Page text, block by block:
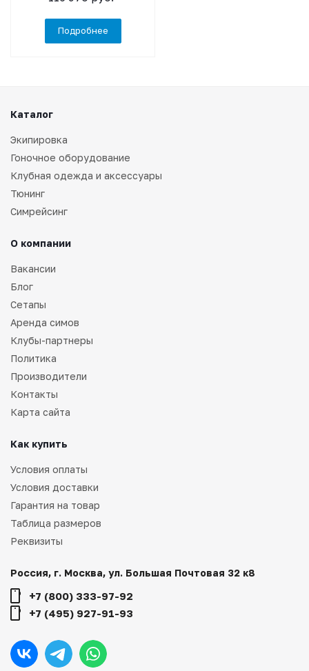
Подробнее
Каталог
Экипировка
Гоночное оборудование
Клубная одежда и аксессуары
Тюнинг
Симрейсинг
О компании
Вакансии
Блог
Сетапы
Аренда симов
Клубы-партнеры
Политика
Производители
Контакты
Карта сайта
Как купить
Условия оплаты
Условия доставки
Гарантия на товар
Таблица размеров
Реквизиты
Россия, г. Москва, ул. Большая Почтовая 32 к8
+7 (800) 333-97-92
+7 (495) 927-91-93